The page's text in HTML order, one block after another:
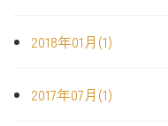
2018年01月(1)
2017年07月(1)